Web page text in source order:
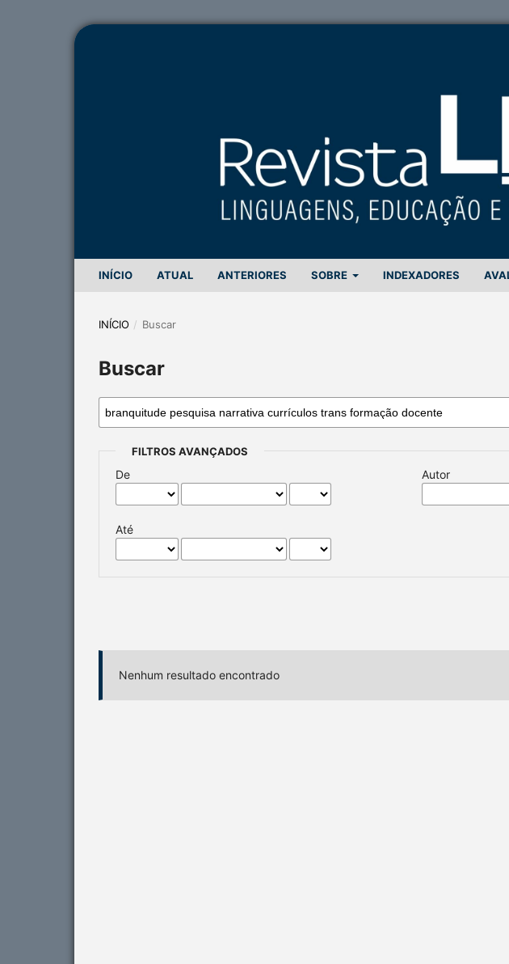
INÍCIO ATUAL ANTERIORES SOBRE INDEXADORES
INÍCIO / Buscar
Buscar
FILTROS AVANÇADOS
De
Até
Autor
Nenhum resultado encontrado